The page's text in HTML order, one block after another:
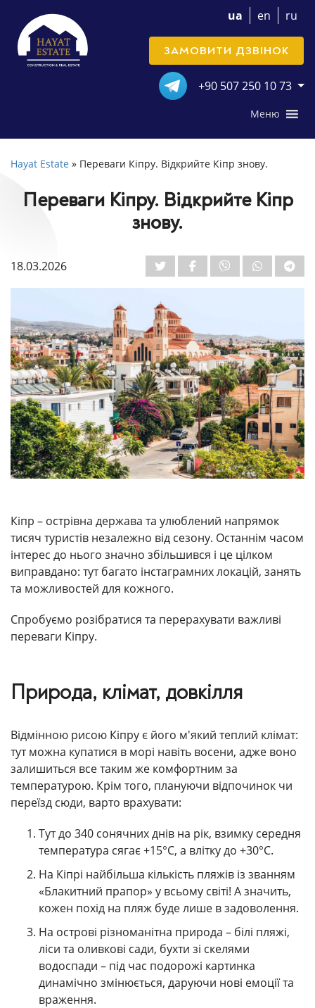
ua en ru
+90 507 250 10 73
ЗАМОВИТИ ДЗВІНОК
Меню
Hayat Estate » Переваги Кіпру. Відкрийте Кіпр знову.
Переваги Кіпру. Відкрийте Кіпр
знову.
18.03.2026
Кіпр – острівна держава та улюблений напрямок
тисяч туристів незалежно від сезону. Останнім часом
інтерес до нього значно збільшився і це цілком
виправдано: тут багато інстаграмних локацій, занять
та можливостей для кожного.
Спробуємо розібратися та перерахувати важливі
переваги Кіпру.
Природа, клімат, довкілля
Відмінною рисою Кіпру є його м'який теплий клімат:
тут можна купатися в морі навіть восени, адже воно
залишиться все таким же комфортним за
температурою. Крім того, плануючи відпочинок чи
переїзд сюди, варто врахувати:
Тут до 340 сонячних днів на рік, взимку середня
температура сягає +15°C, а влітку до +30°C.
На Кіпрі найбільша кількість пляжів із званням
«Блакитний прапор» у всьому світі! А значить,
кожен похід на пляж буде лише в задоволення.
На острові різноманітна природа – білі пляжі,
ліси та оливкові сади, бухти зі скелями
водоспади – під час подорожі картинка
динамічно змінюється, даруючи нові емоції та
враження.